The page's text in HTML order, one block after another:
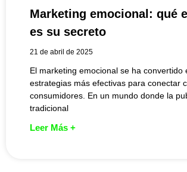
Marketing emocional: qué
es su secreto
21 de abril de 2025
El marketing emocional se ha convertido
estrategias más efectivas para conectar
consumidores. En un mundo donde la
tradicional
Leer Más +